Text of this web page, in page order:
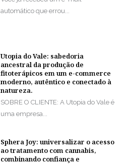
automático que errou...
Utopia do Vale: sabedoria
ancestral da produção de
fitoterápicos em um e-commerce
moderno, autêntico e conectado à
natureza.
SOBRE O CLIENTE: A Utopia do Vale é
uma empresa...
Sphera Joy: universalizar o acesso
ao tratamento com cannabis,
combinando confiança e